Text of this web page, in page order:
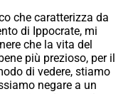
che caratterizza da
di Ippocrate, mi
che la vita del
più prezioso, per il
di vedere, stiamo
negare a un